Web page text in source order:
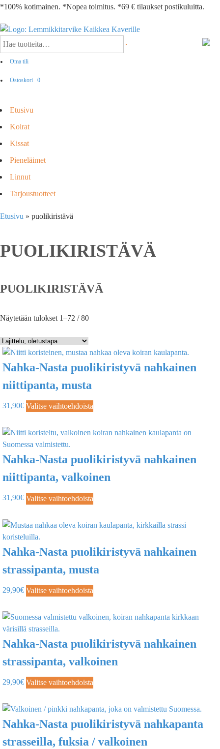
*100% kotimainen. *Nopea toimitus. *69 € tilaukset postikuluitta.
Oma tili
Ostoskori 0
Etusivu
Koirat
Kissat
Pieneläimet
Linnut
Tarjoustuotteet
Etusivu » puolikiristävä
PUOLIKIRISTÄVÄ
PUOLIKIRISTÄVÄ
Näytetään tulokset 1–72 / 80
Nahka-Nasta puolikiristyvä nahkainen
niittipanta, musta
31,90€ Valitse vaihtoehdoista
Nahka-Nasta puolikiristyvä nahkainen
niittipanta, valkoinen
31,90€ Valitse vaihtoehdoista
Nahka-Nasta puolikiristyvä nahkainen
strassipanta, musta
29,90€ Valitse vaihtoehdoista
Nahka-Nasta puolikiristyvä nahkainen
strassipanta, valkoinen
29,90€ Valitse vaihtoehdoista
Nahka-Nasta puolikiristyvä nahkapanta
strasseilla, fuksia / valkoinen